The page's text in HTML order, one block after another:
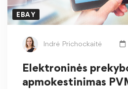
EBAY
Indrė Prichockaitė
Elektroninės
apmokestinimas